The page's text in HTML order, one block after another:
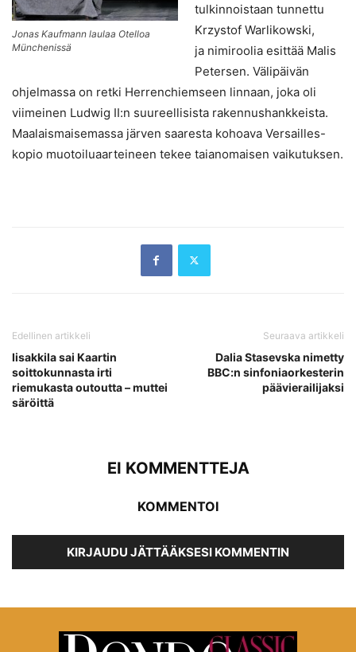
Jonas Kaufmann laulaa Otelloa
Münchenissä
tulkinnoistaan tunnettu
Krzystof Warlikowski,
ja nimiroolia esittää Malis
Petersen. Välipäivän
ohjelmassa on retki Herrenchiemseen linnaan, joka oli
viimeinen Ludwig II:n suureellisista rakennushankkeista.
Maalaismaisemassa järven saaresta kohoava Versailles-
kopio muotoiluaarteineen tekee taianomaisen vaikutuksen.
Edellinen artikkeli
Iisakkila sai Kaartin
soittokunnasta irti
riemukasta outoutta – muttei
säröittä
Seuraava artikkeli
Dalia Stasevska nimetty
BBC:n sinfoniaorkesterin
päävierailijaksi
EI KOMMENTTEJA
KOMMENTOI
KIRJAUDU JÄTTÄÄKSESI KOMMENTIN